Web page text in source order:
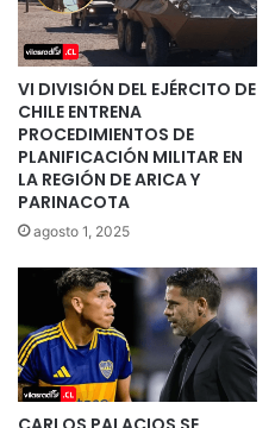
VI DIVISIÓN DEL EJÉRCITO DE
CHILE ENTRENA
PROCEDIMIENTOS DE
PLANIFICACIÓN MILITAR EN
LA REGIÓN DE ARICA Y
PARINACOTA
agosto 1, 2025